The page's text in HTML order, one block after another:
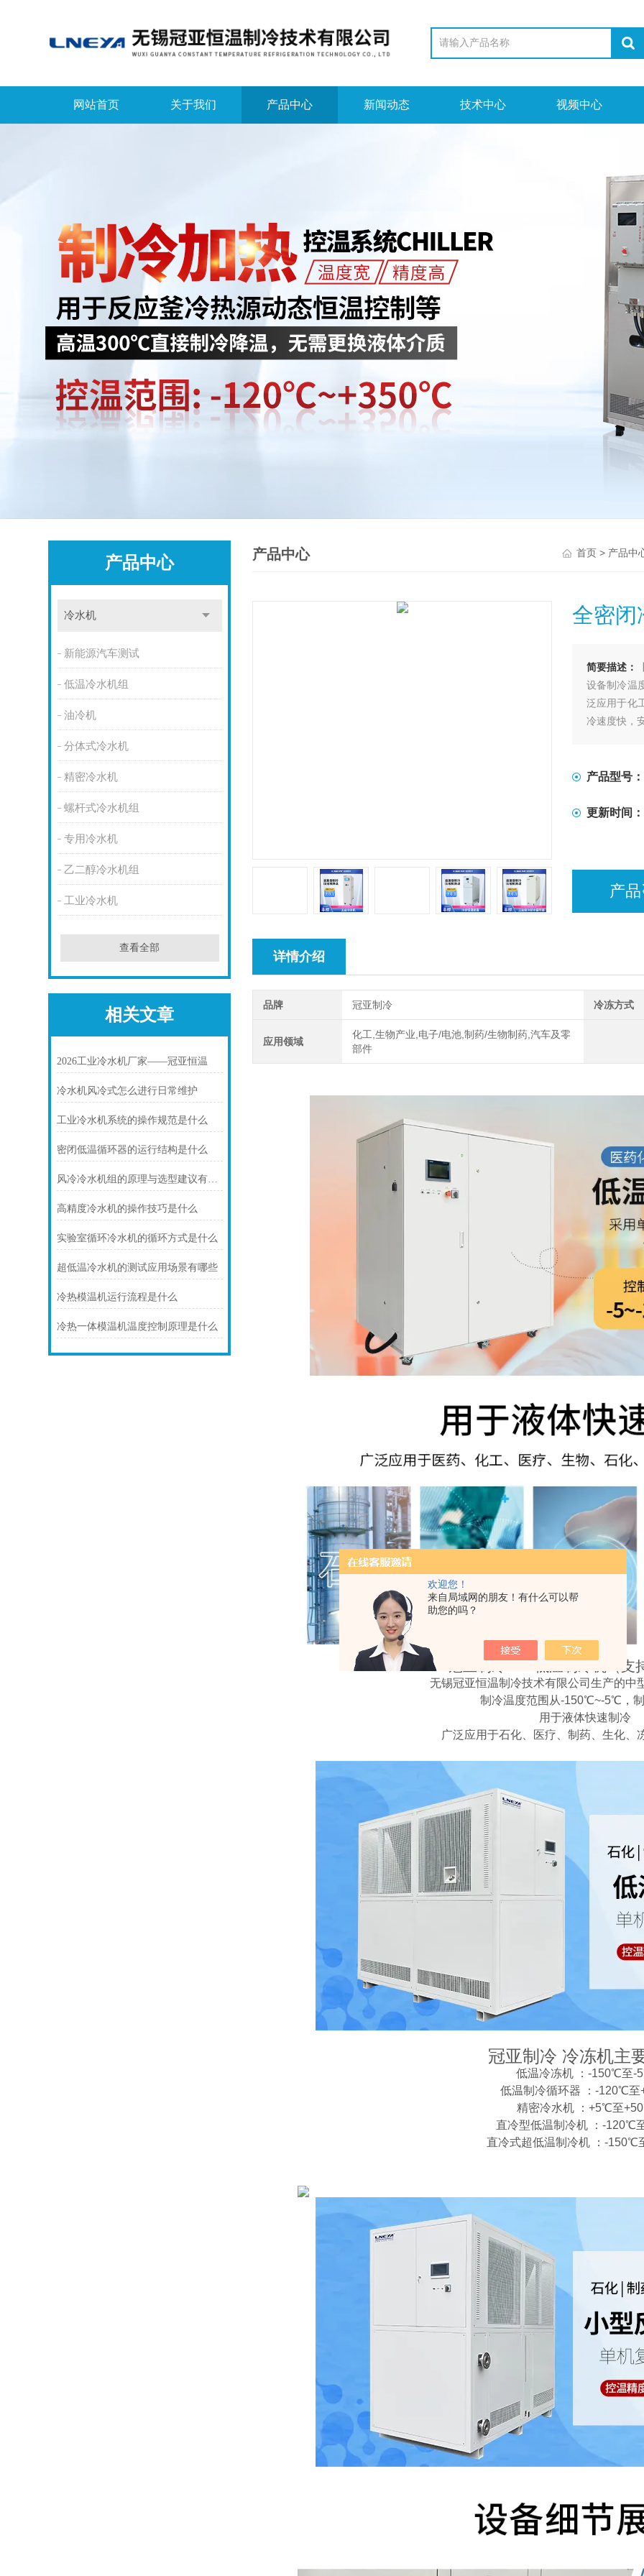
欢迎您！
来自局域网的朋友！有什么可以帮
助您的吗？
网站首页 关于我们 产品中心 新闻动态 技术中心 视频中心
产品中心
冷水机
新能源汽车测试
低温冷水机组
油冷机
分体式冷水机
精密冷水机
螺杆式冷水机组
专用冷水机
乙二醇冷水机组
工业冷水机
查看全部
相关文章
2026工业冷水机厂家——冠亚恒温
冷水机风冷式怎么进行日常维护
工业冷水机系统的操作规范是什么
密闭低温循环器的运行结构是什么
风冷冷水机组的原理与选型建议有什么
高精度冷水机的操作技巧是什么
实验室循环冷水机的循环方式是什么
超低温冷水机的测试应用场景有哪些
冷热模温机运行流程是什么
冷热一体模温机温度控制原理是什么
产品中心 首页> 产品中
全密闭
简要描述：
设备制冷温
泛应用于化
冷速度快，
产品型号：
更新时间：
产
详情介绍
品牌 冠亚制冷 冷冻方式
应用领域
化工,生物产业,电子/电池,制药/生物制药,汽车及零
部件
冠亚制冷——低温制冷机（支
无锡冠亚恒温制冷技术有限公司生产的中
制冷温度范围从-150℃~-5℃，
用于液体快速制冷
广泛应用于石化、医疗、制药、生化、
冠亚制冷 冷冻机主
低温冷冻机 ：-150℃至-
低温制冷循环器 ：-120℃
精密冷水机 ：+5℃至
直冷型低温制冷机 ：-120℃
直冷式超低温制冷机 ：-150℃